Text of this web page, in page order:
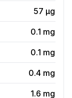
57 µg
0.1 mg
0.1 mg
0.4 mg
1.6 mg